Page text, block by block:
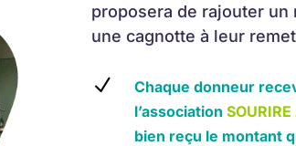
proposera de rajouter un
une cagnotte à leur
N Chaque donneur
l’association
bien reçu le montant